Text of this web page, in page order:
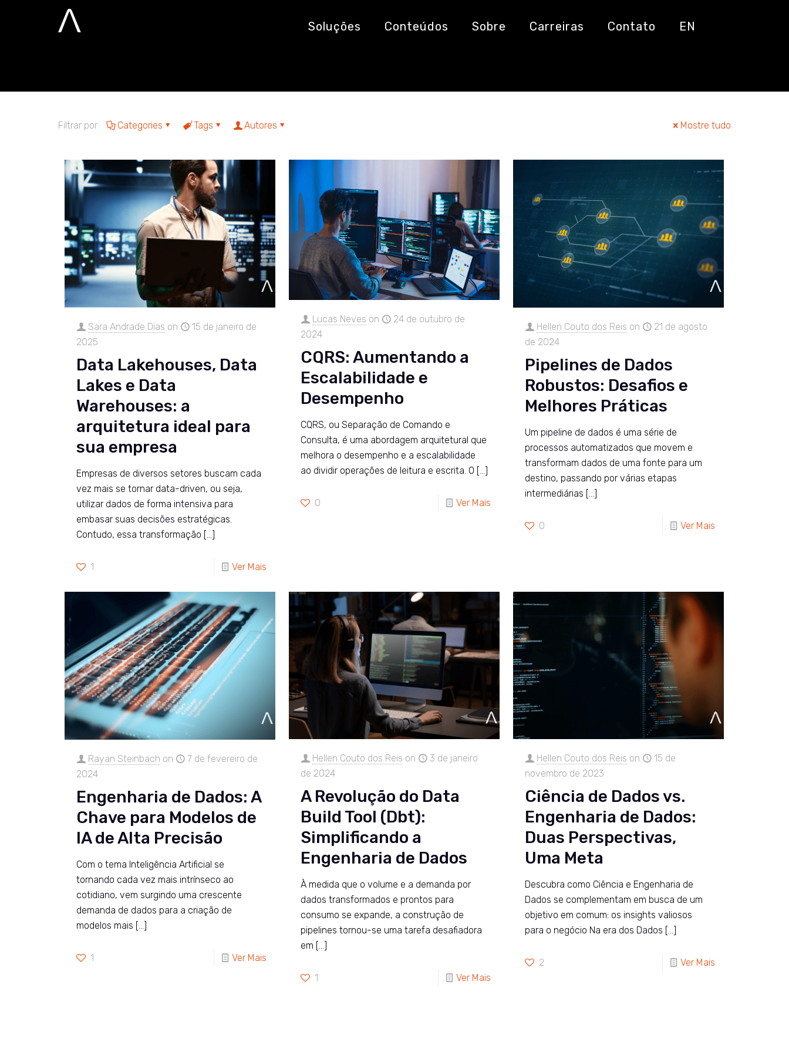
Soluções Conteúdos Sobre Carreiras Contato EN
engenharia de dados
Filtrar por Categories Tags Autores Mostre tudo
Sara Andrade Dias on
15 de janeiro de
2025
Data Lakehouses, Data
Lakes e Data
Warehouses: a
arquitetura ideal para
sua empresa
Empresas de diversos setores buscam cada
vez mais se tornar data-driven, ou seja,
utilizar dados de forma intensiva para
embasar suas decisões estratégicas.
Contudo, essa transformação […]
1 Ver Mais
Lucas Neves on
24 de outubro de
2024
CQRS: Aumentando a
Escalabilidade e
Desempenho
CQRS, ou Separação de Comando e
Consulta, é uma abordagem arquitetural que
melhora o desempenho e a escalabilidade
ao dividir operações de leitura e escrita. O […]
0 Ver Mais
Hellen Couto dos Reis on
21 de agosto
de 2024
Pipelines de Dados
Robustos: Desafios e
Melhores Práticas
Um pipeline de dados é uma série de
processos automatizados que movem e
transformam dados de uma fonte para um
destino, passando por várias etapas
intermediárias […]
0 Ver Mais
Rayan Steinbach on
7 de fevereiro de
2024
Engenharia de Dados: A
Chave para Modelos de
IA de Alta Precisão
Com o tema Inteligência Artificial se
tornando cada vez mais intrínseco ao
cotidiano, vem surgindo uma crescente
demanda de dados para a criação de
modelos mais […]
1 Ver Mais
Hellen Couto dos Reis on
3 de janeiro
de 2024
A Revolução do Data
Build Tool (Dbt):
Simplificando a
Engenharia de Dados
À medida que o volume e a demanda por
dados transformados e prontos para
consumo se expande, a construção de
pipelines tornou-se uma tarefa desafiadora
em […]
1 Ver Mais
Hellen Couto dos Reis on
15 de
novembro de 2023
Ciência de Dados vs.
Engenharia de Dados:
Duas Perspectivas,
Uma Meta
Descubra como Ciência e Engenharia de
Dados se complementam em busca de um
objetivo em comum: os insights valiosos
para o negócio Na era dos Dados […]
2 Ver Mais